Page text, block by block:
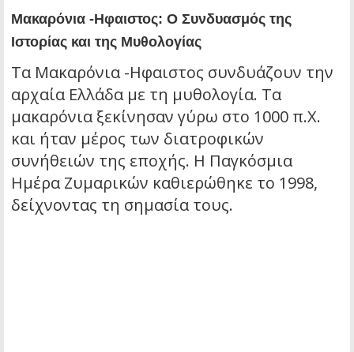
Μακαρόνια -Ηφαιστος: Ο Συνδυασμός της
Ιστορίας και της Μυθολογίας
Τα Μακαρόνια -Ηφαιστος συνδυάζουν την
αρχαία Ελλάδα με τη μυθολογία. Τα
μακαρόνια ξεκίνησαν γύρω στο 1000 π.Χ.
και ήταν μέρος των διατροφικών
συνήθειών της εποχής. Η Παγκόσμια
Ημέρα Ζυμαρικών καθιερώθηκε το 1998,
δείχνοντας τη σημασία τους.